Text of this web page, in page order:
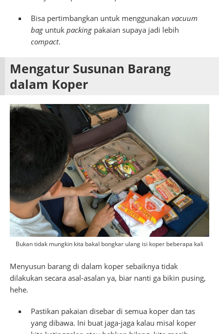
Bisa pertimbangkan untuk menggunakan vacuum
bag untuk packing pakaian supaya jadi lebih
compact.
Mengatur Susunan Barang
dalam Koper
Bukan tidak mungkin kita bakal bongkar ulang isi koper beberapa kali
Menyusun barang di dalam koper sebaiknya tidak
dilakukan secara asal-asalan ya, biar nanti ga bikin pusing,
hehe.
Pastikan pakaian disebar di semua koper dan tas
yang dibawa. Ini buat jaga-jaga kalau misal koper